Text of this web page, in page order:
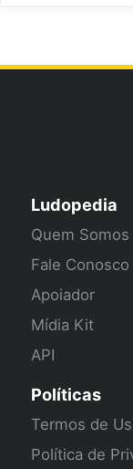
Ludopedia
Quem Somos
Fale Conosco
Apoiador
Mídia Kit
API
Políticas
Termos de
Política de